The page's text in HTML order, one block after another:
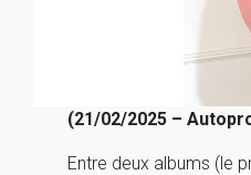
(21/02/2025 –
Entre deux albums (le